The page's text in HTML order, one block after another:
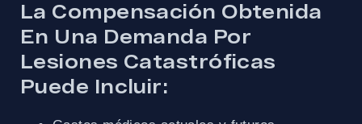
La Compensación Obtenida
En Una Demanda Por
Lesiones Catastróficas
Puede Incluir: